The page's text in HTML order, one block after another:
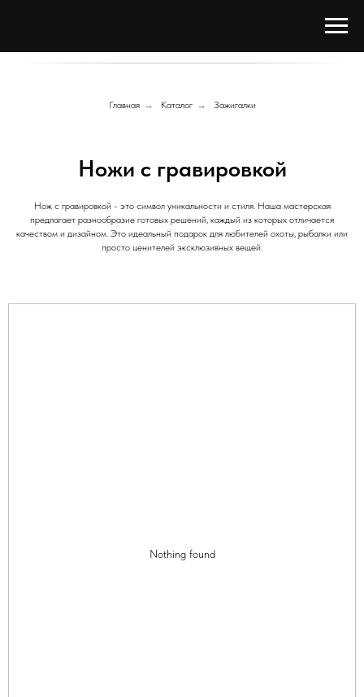
Главная → Каталог → Зажигалки
Ножи с гравировкой
Нож с гравировкой - это символ уникальности и стиля. Наша мастерская
предлагает разнообразие готовых решений, каждый из которых отличается
качеством и дизайном. Это идеальный подарок для любителей охоты, рыбалки или
просто ценителей эксклюзивных вещей.
Nothing found